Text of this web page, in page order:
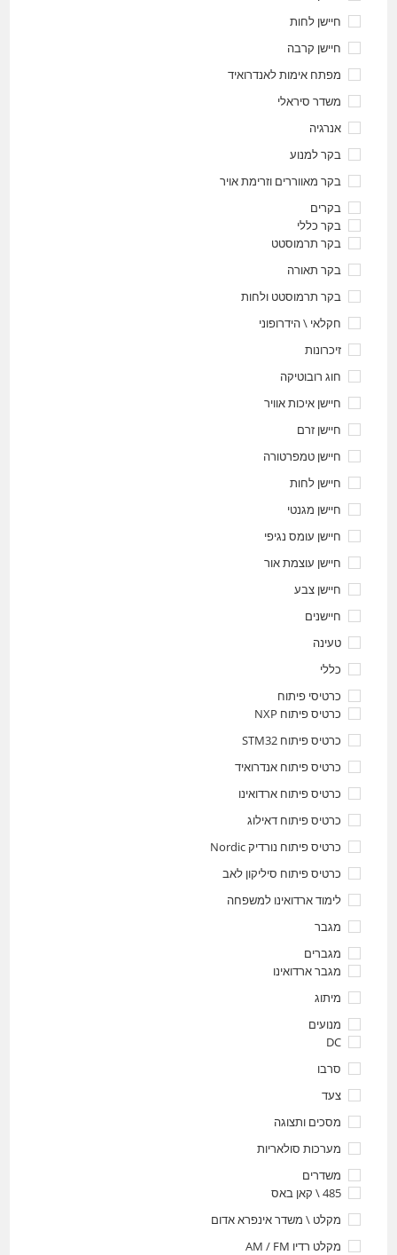
חיישן לחות
חיישן קרבה
מפתח אימות לאנדרואיד
משדר סיראלי
אנרגיה
בקר למנוע
בקר מאווררים וזרימת אויר
בקרים
בקר כללי
בקר תרמוסטט
בקר תאורה
בקר תרמוסטט ולחות
חקלאי \ הידרופוני
זיכרונות
חוג רובוטיקה
חיישן איכות אוויר
חיישן זרם
חיישן טמפרטורה
חיישן לחות
חיישן מגנטי
חיישן עומס נגיפי
חיישן עוצמת אור
חיישן צבע
חיישנים
טעינה
כללי
כרטיסי פיתוח
כרטיס פיתוח NXP
כרטיס פיתוח STM32
כרטיס פיתוח אנדרואיד
כרטיס פיתוח ארדואינו
כרטיס פיתוח דאילוג
כרטיס פיתוח נורדיק Nordic
כרטיס פיתוח סיליקון לאב
לימוד ארדואינו למשפחה
מגבר
מגברים
מגבר ארדואינו
מיתוג
מנועים
DC
סרבו
צעד
מסכים ותצוגה
מערכות סולאריות
משדרים
485 \ קאן באס
מקלט \ משדר אינפרא אדום
מקלט רדיו AM / FM